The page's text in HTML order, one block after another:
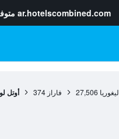
ar.hotelscombined.com
ليغوريا 27,506 فاراز 374 أوتل